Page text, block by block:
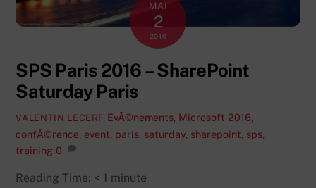
MAI
2
2016
SPS Paris 2016 – SharePoint
Saturday Paris
VALENTIN LECERF EvÃ©nements, Microsoft 2016,
confÃ©rence, event, paris, saturday, sharepoint, sps,
training 0
Reading Time: < 1 minute